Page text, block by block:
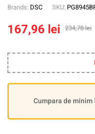
Brands: DSC SKU:
234,78lei
167,96 lei
Cumpara de